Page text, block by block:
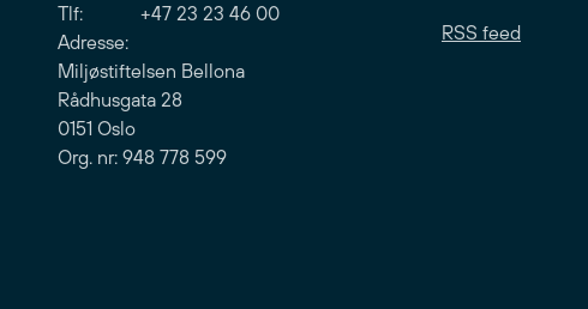
Tlf: +47 23 23 46 00
Adresse:
Miljøstiftelsen Bellona
Rådhusgata 28
0151 Oslo
Org. nr: 948 778 599
RSS feed